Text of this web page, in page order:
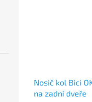
Nosič kol Bici
na zadní dveře